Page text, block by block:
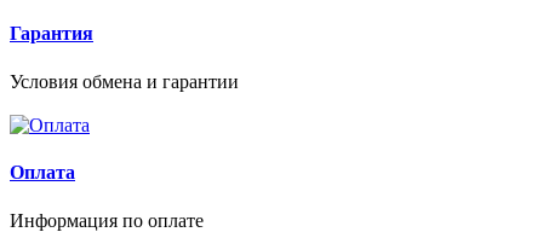
Гарантия
Условия обмена и гарантии
Оплата
Информация по оплате